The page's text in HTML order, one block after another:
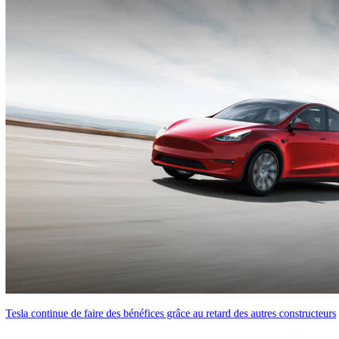
Tesla continue de faire des bénéfices grâce au retard des autres constructeurs